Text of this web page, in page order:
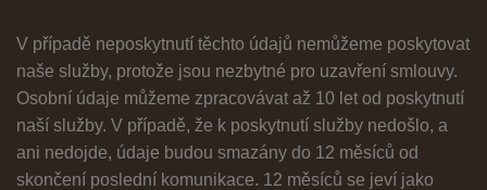
V případě neposkytnutí těchto údajů nemůžeme poskytovat
naše služby, protože jsou nezbytné pro uzavření smlouvy.
Osobní údaje můžeme zpracovávat až 10 let od poskytnutí
naší služby. V případě, že k poskytnutí služby nedošlo, a
ani nedojde, údaje budou smazány do 12 měsíců od
skončení poslední komunikace. 12 měsíců se jeví jako